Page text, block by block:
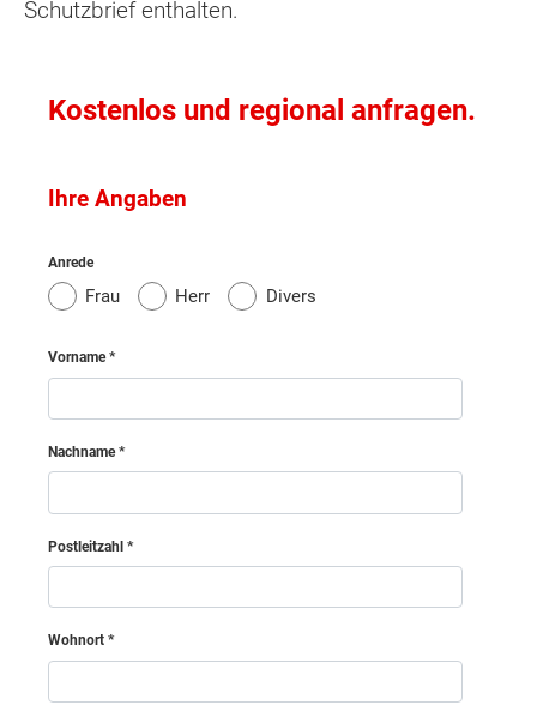
Schutzbrief enthalten.
Kostenlos und regional anfragen.
Ihre Angaben
Anrede
Frau Herr Divers
Vorname
Nachname
Postleitzahl
Wohnort